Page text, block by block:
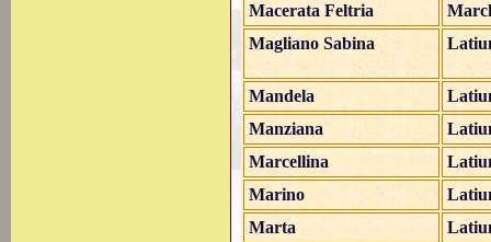
Macerata Feltria
Magliano Sabina
Mandela
Manziana
Marcellina
Marino
Marta